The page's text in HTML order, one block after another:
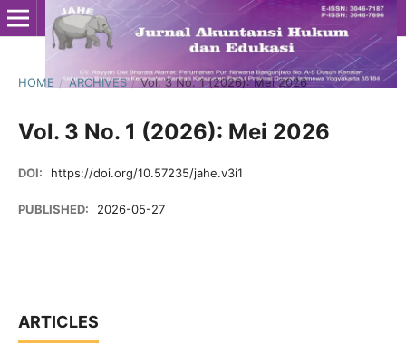
HOME / ARCHIVES / Vol. 3 No. 1 (2026): Mei 2026
Vol. 3 No. 1 (2026): Mei 2026
DOI: https://doi.org/10.57235/jahe.v3i1
PUBLISHED: 2026-05-27
ARTICLES